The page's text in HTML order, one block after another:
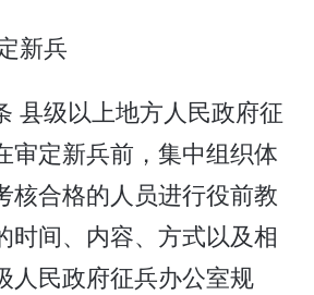
新兵
县级以上地方人民政府征
审定新兵前，集中组织体
核合格的人员进行役前教
时间、内容、方式以及相
人民政府征兵办公室规